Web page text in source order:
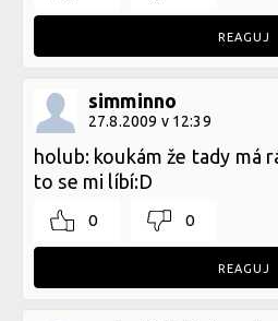
REAGUJ
simminno
27.8.2009 v 12:39
holub: koukám že tady má
to se mi líbí:D
0 0
REAGUJ